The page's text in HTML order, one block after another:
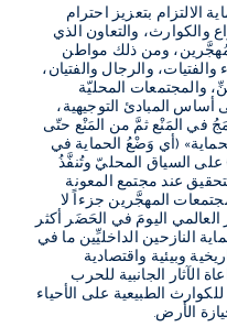
الالتزام بتعزيز احترام
والكوارث، والتعاون الذي
ومن ذلك مواطن
والرجال والفتيان،
والمجتمعات المحليّة
المبادئ التوجيهية،
في المَنْع ثمَّ من المَنْع حتّى
(أي وَضْعُ الحماية في
على السياق المحليّ وتُنفَّذُ
عند مجتمع المعونة
المهجَّرين جزءاً لا
اليومَ في الحَضَر أكثر
النازحين الداخليِّين ما في
وبيئية واقتصادية
الآثار الجانبية للحرب
الطبيعية على الأحياء
الأرض.